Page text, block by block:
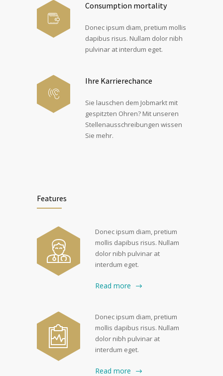
Consumption mortality
Donec ipsum diam, pretium mollis
dapibus risus. Nullam dolor nibh
pulvinar at interdum eget.
Ihre Karrierechance
Sie lauschen dem Jobmarkt mit
gespitzten Ohren? Mit unseren
Stellenausschreibungen wissen
Sie mehr.
Features
Donec ipsum diam, pretium
mollis dapibus risus. Nullam
dolor nibh pulvinar at
interdum eget.
Read more
Donec ipsum diam, pretium
mollis dapibus risus. Nullam
dolor nibh pulvinar at
interdum eget.
Read more